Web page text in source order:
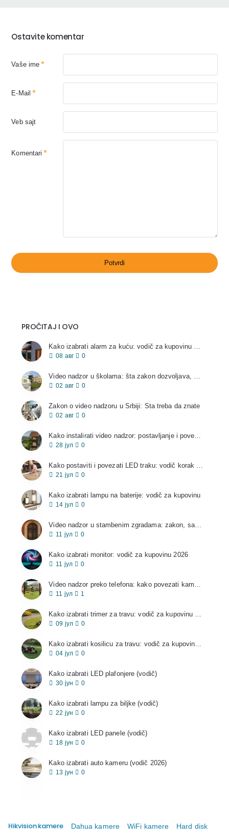
Ostavite komentar
Vaše ime
E-Mail
Veb sajt
Komentari
Potvrdi
PROČITAJ I OVO
08 авг 0
02 авг 0
Zakon o video nadzoru u Srbiji: Šta treba da znate
02 авг 0
28 јул 0
21 јул 0
Kako izabrati lampu na baterije: vodič za kupovinu
14 јул 0
Video nadzor u stambenim zgradama: zakon, saglasnost i pravila
11 јул 0
Kako izabrati monitor: vodič za kupovinu 2026
11 јул 0
11 јул 1
09 јул 0
04 јул 0
Kako izabrati LED plafonjere (vodič)
30 јун 0
Kako izabrati lampu za biljke (vodič)
22 јун 0
Kako izabrati LED panele (vodič)
18 јун 0
Kako izabrati auto kameru (vodič 2026)
13 јун 0
Hikvision kamere Dahua kamere WiFi kamere
Hard disk